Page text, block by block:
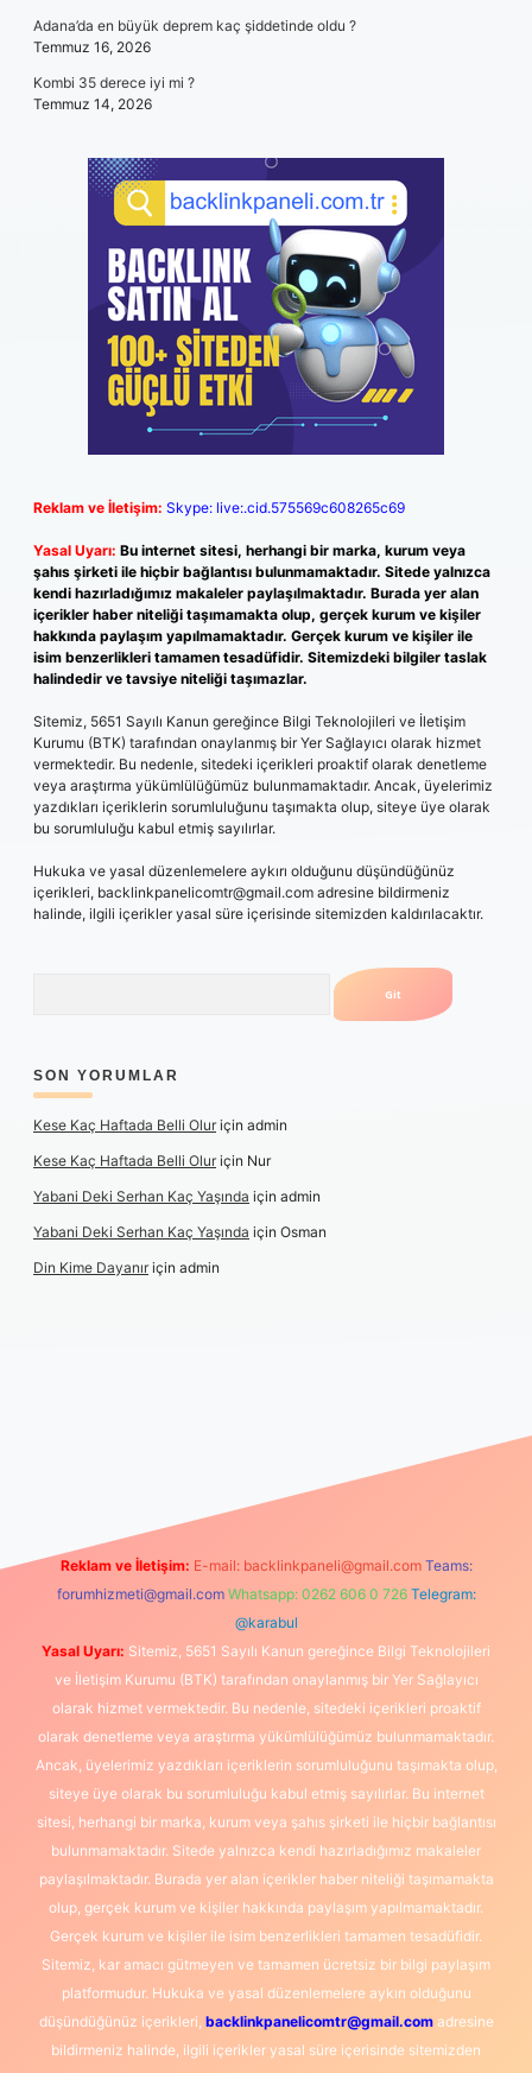
Adana’da en büyük deprem kaç şiddetinde oldu ?
Temmuz 16, 2026
Kombi 35 derece iyi mi ?
Temmuz 14, 2026
Reklam ve İletişim: Skype: live:.cid.575569c608265c69
Yasal Uyarı: Bu internet sitesi, herhangi bir marka, kurum veya
şahıs şirketi ile hiçbir bağlantısı bulunmamaktadır. Sitede yalnızca
kendi hazırladığımız makaleler paylaşılmaktadır. Burada yer alan
içerikler haber niteliği taşımamakta olup, gerçek kurum ve kişiler
hakkında paylaşım yapılmamaktadır. Gerçek kurum ve kişiler ile
isim benzerlikleri tamamen tesadüfidir. Sitemizdeki bilgiler taslak
halindedir ve tavsiye niteliği taşımazlar.
Sitemiz, 5651 Sayılı Kanun gereğince Bilgi Teknolojileri ve İletişim
Kurumu (BTK) tarafından onaylanmış bir Yer Sağlayıcı olarak hizmet
vermektedir. Bu nedenle, sitedeki içerikleri proaktif olarak denetleme
veya araştırma yükümlülüğümüz bulunmamaktadır. Ancak, üyelerimiz
yazdıkları içeriklerin sorumluluğunu taşımakta olup, siteye üye olarak
bu sorumluluğu kabul etmiş sayılırlar.
Hukuka ve yasal düzenlemelere aykırı olduğunu düşündüğünüz
içerikleri, backlinkpanelicomtr@gmail.com adresine bildirmeniz
halinde, ilgili içerikler yasal süre içerisinde sitemizden kaldırılacaktır.
SON YORUMLAR
Kese Kaç Haftada Belli Oluriçin admin
Kese Kaç Haftada Belli Oluriçin Nur
Yabani Deki Serhan Kaç Yaşında için admin
Yabani Deki Serhan Kaç Yaşında için Osman
Din Kime Dayanıriçin admin
Reklam ve İletişim: E-mail: backlinkpaneli@gmail.com Teams:
forumhizmeti@gmail.com Whatsapp: 0262 606 0 726 Telegram:
@karabul
Yasal Uyarı: Sitemiz, 5651 Sayılı Kanun gereğince Bilgi Teknolojileri
ve İletişim Kurumu (BTK) tarafından onaylanmış bir Yer Sağlayıcı
olarak hizmet vermektedir. Bu nedenle, sitedeki içerikleri proaktif
olarak denetleme veya araştırma yükümlülüğümüz bulunmamaktadır.
Ancak, üyelerimiz yazdıkları içeriklerin sorumluluğunu taşımakta olup,
siteye üye olarak bu sorumluluğu kabul etmiş sayılırlar. Bu internet
sitesi, herhangi bir marka, kurum veya şahıs şirketi ile hiçbir bağlantısı
bulunmamaktadır. Sitede yalnızca kendi hazırladığımız makaleler
paylaşılmaktadır. Burada yer alan içerikler haber niteliği taşımamakta
olup, gerçek kurum ve kişiler hakkında paylaşım yapılmamaktadır.
Gerçek kurum ve kişiler ile isim benzerlikleri tamamen tesadüfidir.
Sitemiz, kar amacı gütmeyen ve tamamen ücretsiz bir bilgi paylaşım
platformudur. Hukuka ve yasal düzenlemelere aykırı olduğunu
düşündüğünüz içerikleri, backlinkpanelicomtr@gmail.comadresine
bildirmeniz halinde, ilgili içerikler yasal süre içerisinde sitemizden